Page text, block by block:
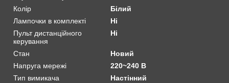
Колір
Білий
Лампочки в комплекті
Ні
Пульт дистанційного
керування
Ні
Стан
Новий
Напруга мережі
220~240 В
Тип вимикача
Настінний